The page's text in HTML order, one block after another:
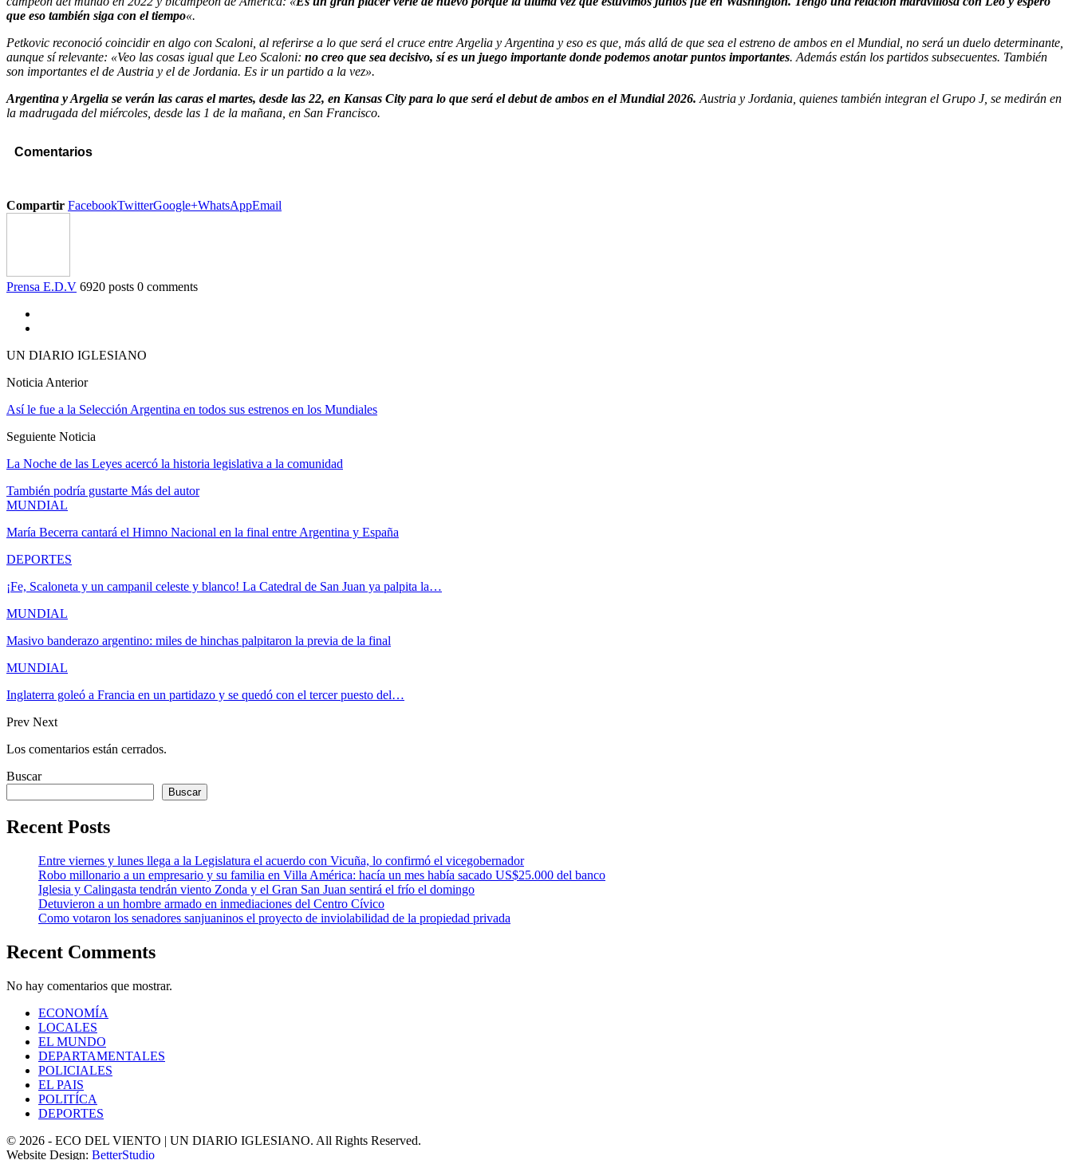
que eso también siga con el tiempo«.
Petkovic reconoció coincidir en algo con Scaloni, al referirse a lo que será el cruce entre Argelia y Argentina y eso es que, más allá de que sea el estreno de ambos en el Mundial, no será un duelo determinante,
aunque sí relevante: «Veo las cosas igual que Leo Scaloni: no creo que sea decisivo, sí es un juego importante donde podemos anotar puntos importantes. Además están los partidos subsecuentes. También
son importantes el de Austria y el de Jordania. Es ir un partido a la vez».
Argentina y Argelia se verán las caras el martes, desde las 22, en Kansas City para lo que será el debut de ambos en el Mundial 2026. Austria y Jordania, quienes también integran el Grupo J, se medirán en
la madrugada del miércoles, desde las 1 de la mañana, en San Francisco.
Comentarios
Compartir FacebookTwitterGoogle+WhatsAppEmail
Prensa E.D.V 6920 posts 0 comments
UN DIARIO IGLESIANO
Noticia Anterior
Así le fue a la Selección Argentina en todos sus estrenos en los Mundiales
Seguiente Noticia
La Noche de las Leyes acercó la historia legislativa a la comunidad
También podría gustarte Más del autor
MUNDIAL
María Becerra cantará el Himno Nacional en la final entre Argentina y España
DEPORTES
¡Fe, Scaloneta y un campanil celeste y blanco! La Catedral de San Juan ya palpita la…
MUNDIAL
Masivo banderazo argentino: miles de hinchas palpitaron la previa de la final
MUNDIAL
Inglaterra goleó a Francia en un partidazo y se quedó con el tercer puesto del…
Prev Next
Los comentarios están cerrados.
Buscar
Buscar
Recent Posts
Entre viernes y lunes llega a la Legislatura el acuerdo con Vicuña, lo confirmó el vicegobernador
Robo millonario a un empresario y su familia en Villa América: hacía un mes había sacado US$25.000 del banco
Iglesia y Calingasta tendrán viento Zonda y el Gran San Juan sentirá el frío el domingo
Detuvieron a un hombre armado en inmediaciones del Centro Cívico
Como votaron los senadores sanjuaninos el proyecto de inviolabilidad de la propiedad privada
Recent Comments
No hay comentarios que mostrar.
ECONOMÍA
LOCALES
EL MUNDO
DEPARTAMENTALES
POLICIALES
EL PAIS
POLITÍCA
DEPORTES
© 2026 - ECO DEL VIENTO | UN DIARIO IGLESIANO. All Rights Reserved.
Website Design: BetterStudio